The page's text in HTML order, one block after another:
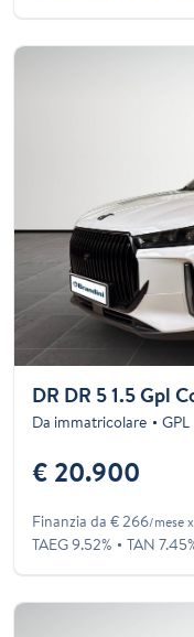
DR DR 5 1.5 Gpl
Da immatricolare GPL
€ 20.900
Finanzia da € 266/mese
TAEG 9.52% TAN